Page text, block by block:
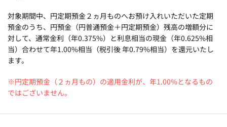
対象期間中、円定期預金２ヵ月ものへお預け入れいただいた定期
預金のうち、円預金（円普通預金＋円定期預金）残高の増額分に
対して、通常金利（年0.375%）と利息相当の現金（年0.625%相
当）合わせて年1.00%相当（税引後 年0.79%相当）を還元いたし
ます。
※円定期預金（２ヵ月もの）の適用金利が、年1.00%となるもの
ではございません。